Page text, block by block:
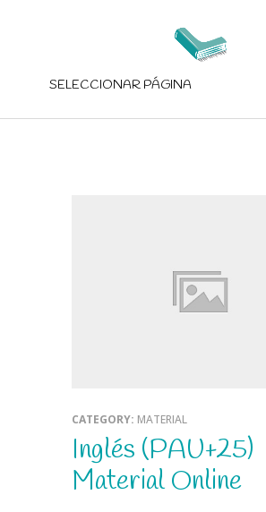
SELECCIONAR PÁGINA
CATEGORY: MATERIAL
Inglés (PAU+25)
Material Online